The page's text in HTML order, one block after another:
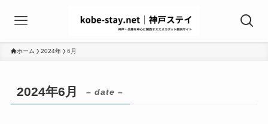
ホーム 2024年 6月
2024年6月 – date –